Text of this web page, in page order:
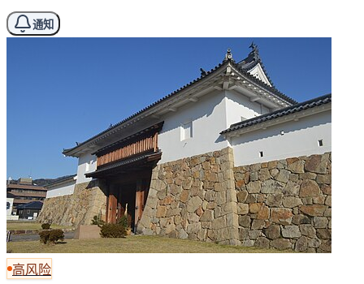
通知
高风险